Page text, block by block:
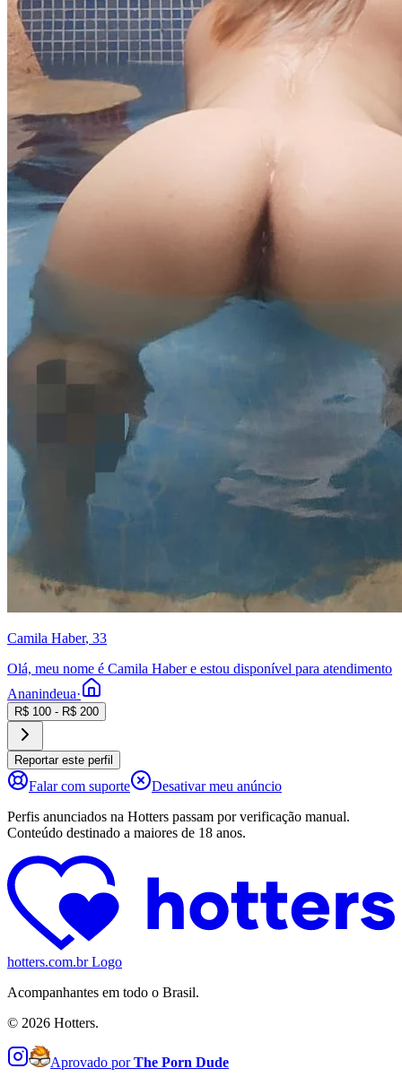
Camila Haber, 33
Olá, meu nome é Camila Haber e estou disponível para atendimento
Ananindeua·
R$ 100 - R$ 200
Reportar este perfil
Falar com suporte
Desativar meu anúncio
Perfis anunciados na Hotters passam por verificação manual.
Conteúdo destinado a maiores de 18 anos.
hotters.com.br Logo
Acompanhantes em todo o Brasil.
© 2026 Hotters.
Aprovado por The Porn Dude